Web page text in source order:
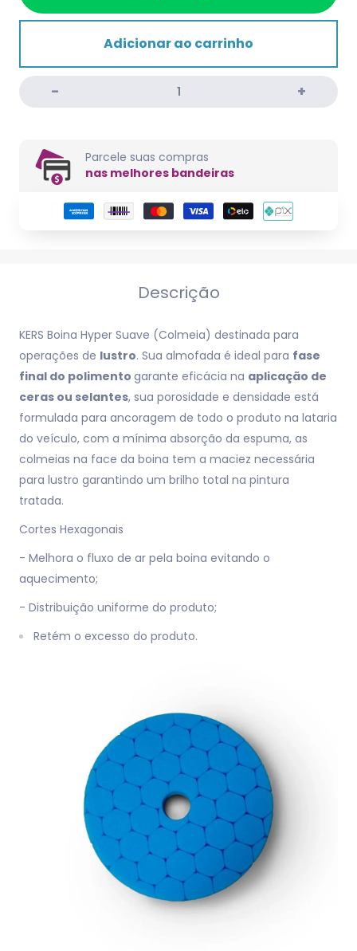
Adicionar ao carrinho
Parcele suas compras
nas melhores bandeiras
Descrição
KERS Boina Hyper Suave (Colmeia) destinada para
operações de lustro. Sua almofada é ideal para fase
final do polimento garante eficácia na aplicação de
ceras ou selantes, sua porosidade e densidade está
formulada para ancoragem de todo o produto na lataria
do veículo, com a mínima absorção da espuma, as
colmeias na face da boina tem a maciez necessária
para lustro garantindo um brilho total na pintura
tratada.
Cortes Hexagonais
- Melhora o fluxo de ar pela boina evitando o
aquecimento;
- Distribuição uniforme do produto;
Retém o excesso do produto.